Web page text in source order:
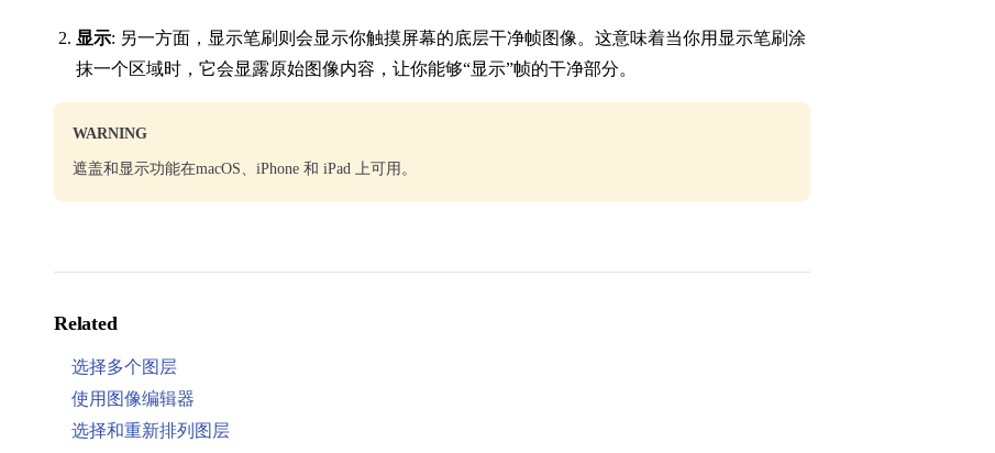
显示: 另一方面，显示笔刷则会显示你触摸屏幕的底层干净帧图像。这意味着当你用显示笔刷涂
抹一个区域时，它会显露原始图像内容，让你能够“显示”帧的干净部分。
WARNING
遮盖和显示功能在macOS、iPhone 和 iPad 上可用。
Related
选择多个图层
使用图像编辑器
选择和重新排列图层